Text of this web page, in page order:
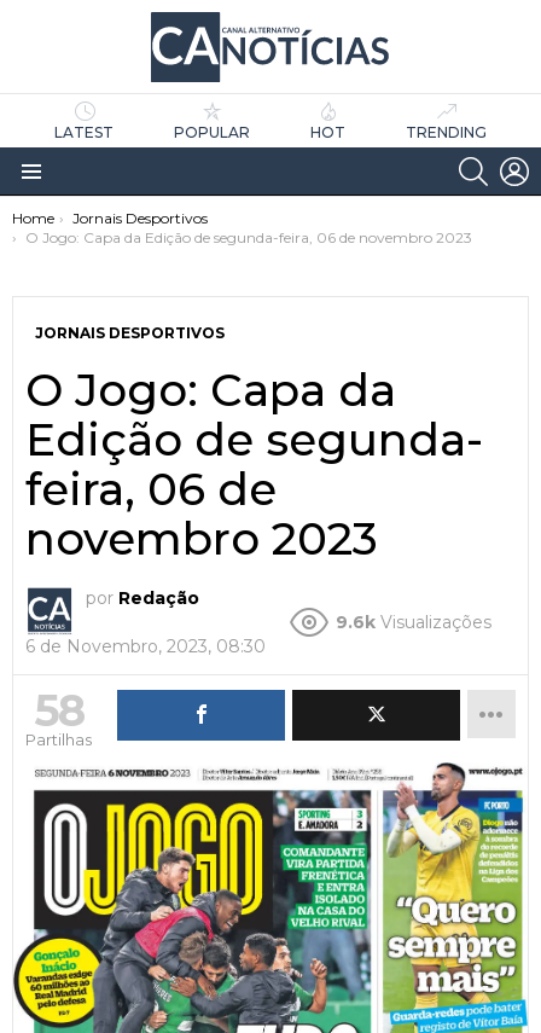
LATEST POPULAR HOT TRENDING
Menu
You are here:
Home
Jornais Desportivos
O Jogo: Capa da Edição de segunda-feira, 06 de novembro 2023
JORNAIS DESPORTIVOS
O Jogo: Capa da
Edição de segunda-
feira, 06 de
novembro 2023
por Redação
6 de Novembro, 2023, 08:30
9.6k Visualizações
58
Partilhas